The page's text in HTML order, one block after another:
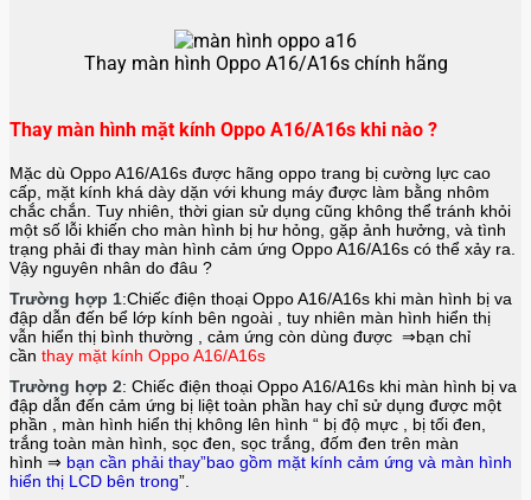
Thay màn hình Oppo A16/A16s chính hãng
Thay màn hình mặt kính Oppo A16/A16s khi nào ?
Mặc dù Oppo A16/A16s được hãng oppo trang bị cường lực cao
cấp, mặt kính khá dày dặn với khung máy được làm bằng nhôm
chắc chắn. Tuy nhiên, thời gian sử dụng cũng không thể tránh khỏi
một số lỗi khiến cho màn hình bị hư hỏng, gặp ảnh hưởng, và tình
trạng phải đi thay màn hình cảm ứng Oppo A16/A16s có thể xảy ra.
Vậy nguyên nhân do đâu ?
Trường hợp 1:Chiếc điện thoại Oppo A16/A16s khi màn hình bị va
đập dẫn đến bể lớp kính bên ngoài , tuy nhiên màn hình hiển thị
vẫn hiển thị bình thường , cảm ứng còn dùng được ⇒bạn chỉ
cần thay mặt kính Oppo A16/A16s
Trường hợp 2: Chiếc điện thoại Oppo A16/A16s khi màn hình bị va
đập dẫn đến cảm ứng bị liệt toàn phần hay chỉ sử dụng được một
phần , màn hình hiển thị không lên hình “ bị độ mực , bị tối đen,
trắng toàn màn hình, sọc đen, sọc trắng, đốm đen trên màn
hình ⇒ bạn cần phải thay”bao gồm mặt kính cảm ứng và màn hình
hiển thị LCD bên trong”.